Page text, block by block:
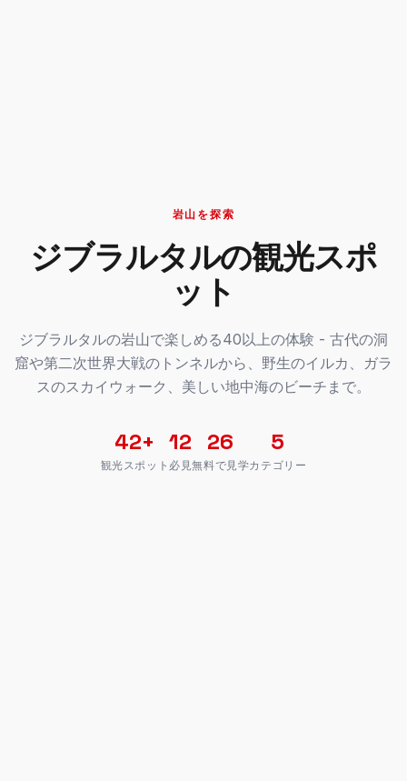
岩山を探索
ジブラルタルの観光スポ
ット
ジブラルタルの岩山で楽しめる40以上の体験 - 古代の洞
窟や第二次世界大戦のトンネルから、野生のイルカ、ガラ
スのスカイウォーク、美しい地中海のビーチまで。
42+
観光スポット
12
必見
26
無料で見学
5
カテゴリー